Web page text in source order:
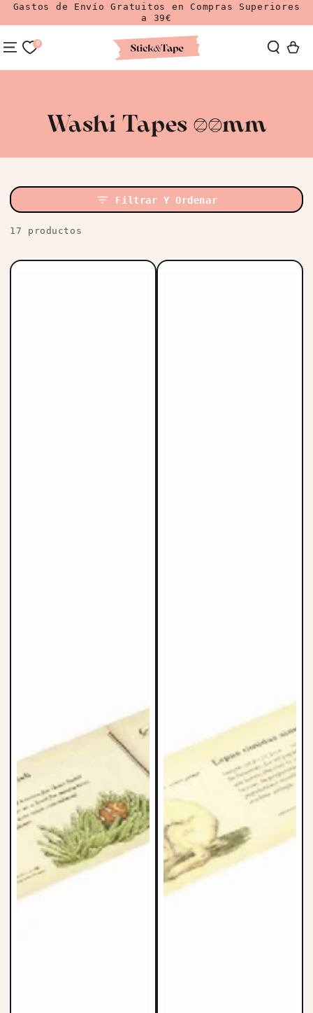
Ir Al Contenido
Gastos de Envío Gratuitos en Compras Superiores
a 39€
0 Carrito
Colección:
Washi Tapes 30mm
Filtrar Y Ordenar
17 productos